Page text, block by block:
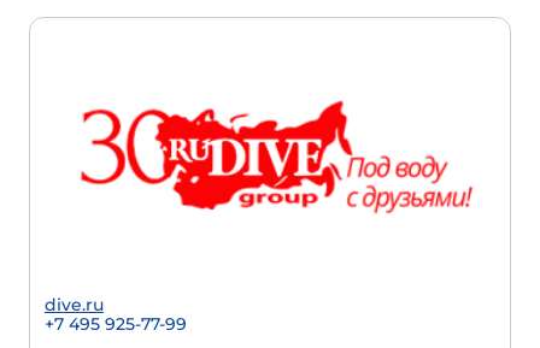
dive.ru
+7 495 925-77-99